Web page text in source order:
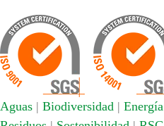
Aguas | Biodiversidad | Energía